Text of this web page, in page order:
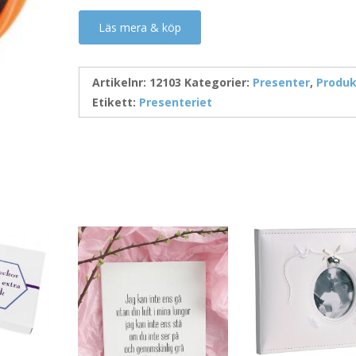
Läs mera & köp
Artikelnr: 12103 Kategorier: Presenter,
Etikett: Presenteriet